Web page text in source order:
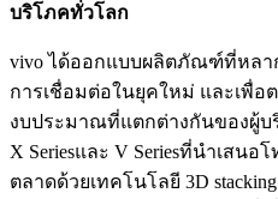
บริโภคทั่วโลก
vivo ได้ออกแบบผลิตภัณฑ์ที่หลา
การเชื่อมต่อในยุคใหม่ และเพื่อ
งบประมาณที่แตกต่างกันของผู้
X Seriesและ V Seriesที่นำเสน
ตลาดด้วยเทคโนโลยี 3D